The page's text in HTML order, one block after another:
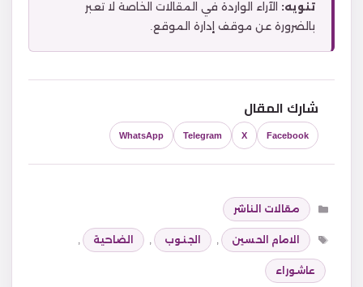
تنويه: الآراء الواردة في المقالات الخاصة لا تعبر
بالضرورة عن موقف إدارة الموقع.
شارك المقال
Facebook
X
Telegram
WhatsApp
التصنيفات
مقالات الناشر
الوسوم
الامام الحسين , الجنوب , الضاحية ,
عاشوراء